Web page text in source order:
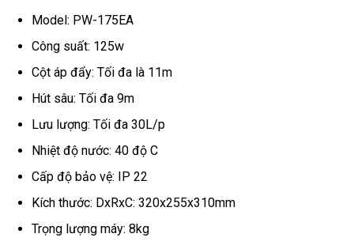
Model: PW-175EA
Công suất: 125w
Cột áp đẩy: Tối đa là 11m
Hút sâu: Tối đa 9m
Lưu lượng: Tối đa 30L/p
Nhiệt độ nước: 40 độ C
Cấp độ bảo vệ: IP 22
Kích thước: DxRxC: 320x255x310mm
Trọng lượng máy: 8kg